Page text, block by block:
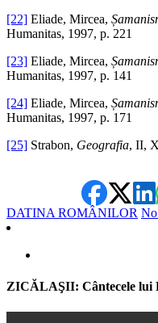
[22] Eliade, Mircea,
Humanitas, 1997, p. 221
[23] Eliade, Mircea,
Humanitas, 1997, p. 141
[24] Eliade, Mircea,
Humanitas, 1997, p. 171
[25] Strabon, Geografia, II,
DATINA ROMÂNILOR
ZICĂLAŞII: Cântecele lui